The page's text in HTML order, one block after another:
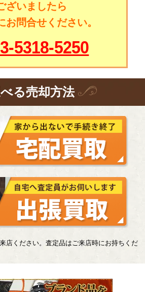
ざいましたら
お問合せください。
5318-5250
べる売却方法
店ください。査定品はご来店時にお持ちくだ